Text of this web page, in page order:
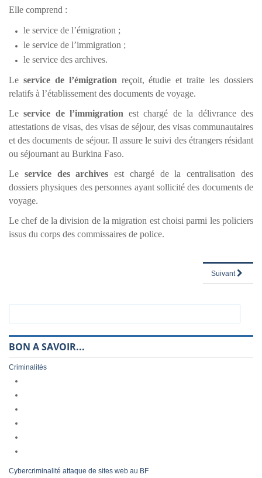
Elle comprend :
le service de l’émigration ;
le service de l’immigration ;
le service des archives.
Le service de l’émigration reçoit, étudie et traite les dossiers
relatifs à l’établissement des documents de voyage.
Leservice de l’immigration est chargé de la délivrance des
attestations de visas, des visas de séjour, des visas communautaires
et des documents de séjour. Il assure le suivi des étrangers résidant
ou séjournant au Burkina Faso.
Le service des archives est chargé de la centralisation des
dossiers physiques des personnes ayant sollicité des documents de
voyage.
Le chef de la division de la migration est choisi parmi les policiers
issus du corps des commissaires de police.
Suivant
BON A SAVOIR...
Criminalités
Cybercriminalité attaque de sites web au BF